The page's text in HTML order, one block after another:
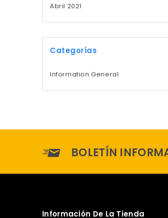
Abril 2021
Categorías
Information General
BOLETÍN
Información De La Tienda